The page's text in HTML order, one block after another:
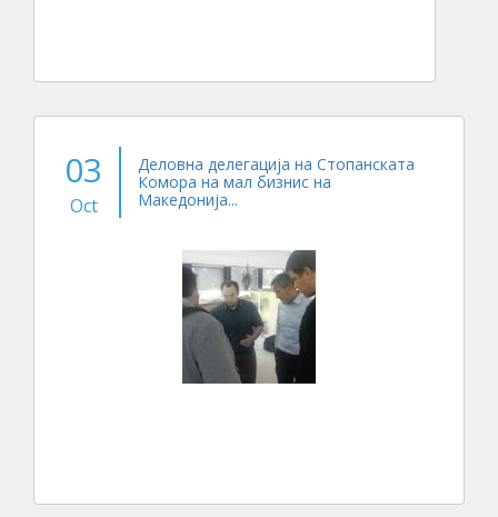
03
Oct
Деловна делегација на Стопанската
Комора на мал бизнис на
Македонија...